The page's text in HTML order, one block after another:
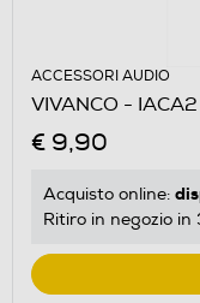
ACCESSORI AUDIO
VIVANCO -
€ 9,90
Acquisto online:
Ritiro in negozio